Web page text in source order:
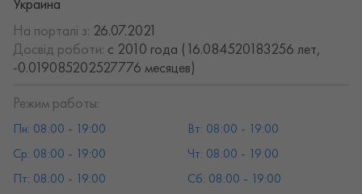
На порталі з: 26.07.2021
Досвід роботи: с 2010 года (16.084520183256 лет,
-0.019085202527776 месяцев)
Режим работы:
Пн: 08:00 - 19:00
Вт: 08:00 - 19:00
Ср: 08:00 - 19:00
Чт: 08:00 - 19:00
Пт: 08:00 - 19:00
Сб: 08:00 - 19:00